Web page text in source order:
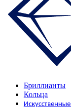
Бриллианты
Кольца